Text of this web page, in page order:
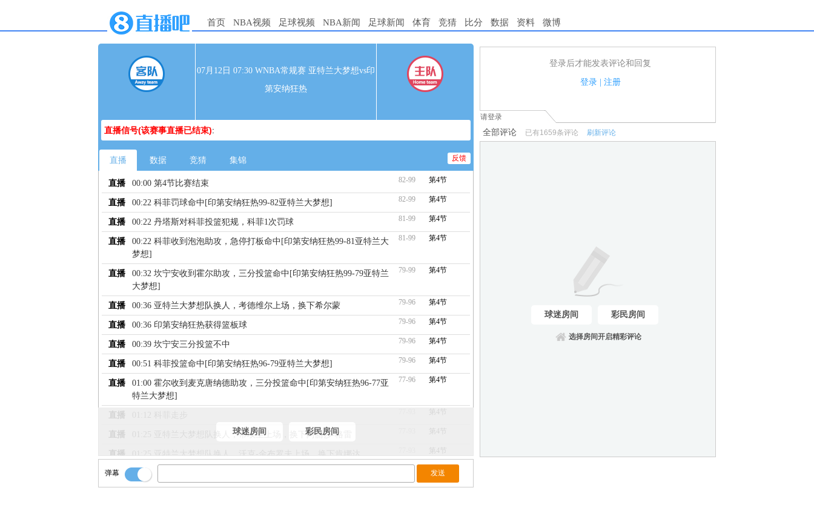
首页 NBA视频 足球视频 NBA新闻 足球新闻 体育 竞猜 比分 数据 资料 微博
07月12日 07:30 WNBA常规赛 亚特兰大梦想vs印
第安纳狂热
直播信号(该赛事直播已结束):
直播 数据 竞猜 集锦 反馈
直播 00:00 第4节比赛结束 82-99 第4节
直播 00:22 科菲罚球命中[印第安纳狂热99-82亚特兰大梦想] 82-99 第4节
直播 00:22 丹塔斯对科菲投篮犯规，科菲1次罚球 81-99 第4节
直播
00:22 科菲收到泡泡助攻，急停打板命中[印第安纳狂热99-81亚特兰大
梦想]
81-99 第4节
直播
00:32 坎宁安收到霍尔助攻，三分投篮命中[印第安纳狂热99-79亚特兰
大梦想]
79-99 第4节
直播 00:36 亚特兰大梦想队换人，考德维尔上场，换下希尔蒙 79-96 第4节
直播 00:36 印第安纳狂热获得篮板球 79-96 第4节
直播 00:39 坎宁安三分投篮不中 79-96 第4节
直播 00:51 科菲投篮命中[印第安纳狂热96-79亚特兰大梦想] 79-96 第4节
直播
01:00 霍尔收到麦克唐纳德助攻，三分投篮命中[印第安纳狂热96-77亚
特兰大梦想]
77-96 第4节
直播 第4节
直播 01:25 亚特兰大梦想队换人，蒂埃里上场，换下阿丽莎-格雷 第4节
直播 01:25 亚特兰大梦想队换人，沃克-金布罗夫上场，换下肯娜达 第4节
球迷房间 彩民房间
弹幕
登录后才能发表评论和回复
登录| 注册
1.电脑端新用户可以发表评论了！
请登录
全部评论 已有1659条评论 刷新评论
球迷房间 彩民房间
选择房间开启精彩评论